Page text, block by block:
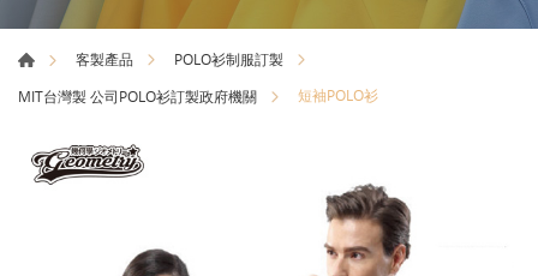
客製產品
POLO衫制服訂製
MIT台灣製 公司POLO衫訂製政府機關
短袖POLO衫